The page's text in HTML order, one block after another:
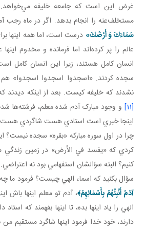
غرض اين است که جامعه خليفه
مستخلف‌عنه را انجام بدهد. اگر در ماه رجب
سَمَاءَكَ وَ أَرْضَكَ» درست است، اما همه اينها
عالم را پر کرده‌اند اما فرمانده و مخدوم
انسان کامل‌ هستند، زيرا اين انسان کامل
سجده کردند. «اسجدوا اسجدوا اسجدوا»
نشدند که خليفه کيست. بعد از اينکه ديدند
[11]
و وجود مبارک آدم شده معلم، فرشته‌ها
اينجا خبري است استادي هست شاگردي
چرا در اول سوره مبارکه «بقره» سجده نيست؟
کردي که «يفسد في الأرض» در زمين زندگي
کنيم؟ البته سؤالشان استفهامي بود نه اعتراضي.
سؤال بکنيد که اسماء الهي چيست؟ فرمود ما
آدَمُ أَنْبِئْهُمْ بِأَسْمَائِهِمْ﴾، آدم تو معلم اينها باش
الهي را ياد اينها بده، تا اينها بفهمند که
دارند، خود خدا فرمود اينها شاگرد مستقيم